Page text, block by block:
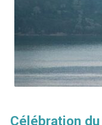
Célébration